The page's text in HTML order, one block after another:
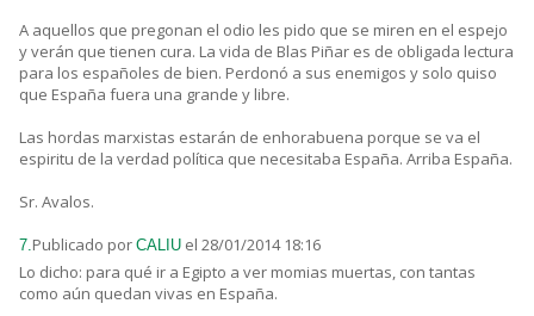
A aquellos que pregonan el odio les pido que se miren en el espejo
y verán que tienen cura. La vida de Blas Piñar es de obligada lectura
para los españoles de bien. Perdonó a sus enemigos y solo quiso
que España fuera una grande y libre.
Las hordas marxistas estarán de enhorabuena porque se va el
espiritu de la verdad política que necesitaba España. Arriba España.
Sr. Avalos.
7.Publicado por CALIU el 28/01/2014 18:16
Lo dicho: para qué ir a Egipto a ver momias muertas, con tantas
como aún quedan vivas en España.